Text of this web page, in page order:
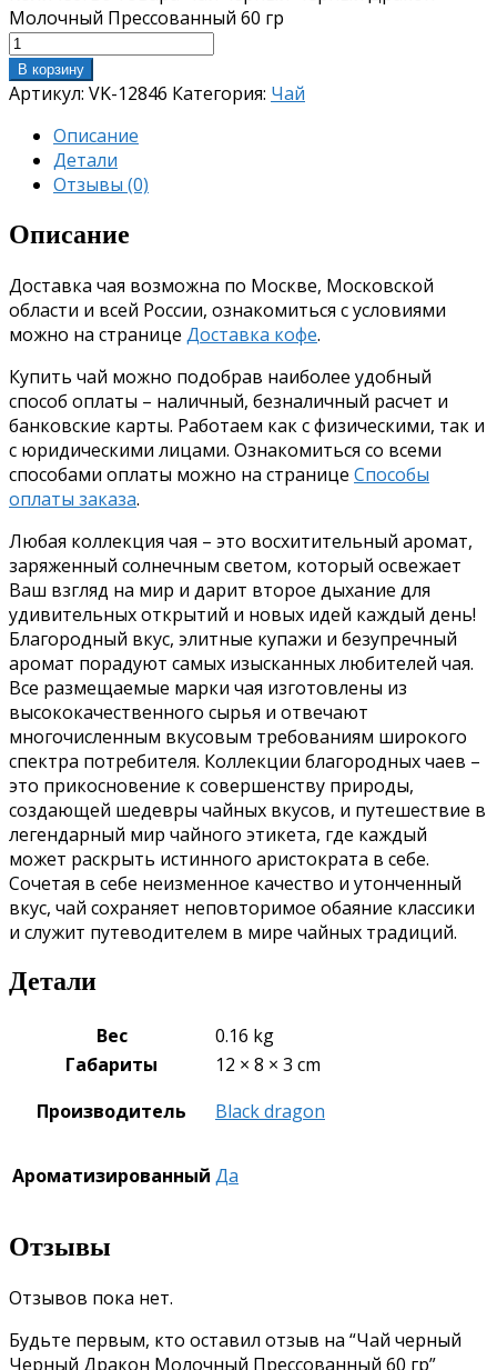
Молочный Прессованный 60 гр
В корзину
Артикул: VK-12846 Категория: Чай
Описание
Детали
Отзывы (0)
Описание
Доставка чая возможна по Москве, Московской
области и всей России, ознакомиться с условиями
можно на странице Доставка кофе.
Купить чай можно подобрав наиболее удобный
способ оплаты – наличный, безналичный расчет и
банковские карты. Работаем как с физическими, так и
с юридическими лицами. Ознакомиться со всеми
способами оплаты можно на странице Способы
оплаты заказа.
Любая коллекция чая – это восхитительный аромат,
заряженный солнечным светом, который освежает
Ваш взгляд на мир и дарит второе дыхание для
удивительных открытий и новых идей каждый день!
Благородный вкус, элитные купажи и безупречный
аромат порадуют самых изысканных любителей чая.
Все размещаемые марки чая изготовлены из
высококачественного сырья и отвечают
многочисленным вкусовым требованиям широкого
спектра потребителя. Коллекции благородных чаев –
это прикосновение к совершенству природы,
создающей шедевры чайных вкусов, и путешествие в
легендарный мир чайного этикета, где каждый
может раскрыть истинного аристократа в себе.
Сочетая в себе неизменное качество и утонченный
вкус, чай сохраняет неповторимое обаяние классики
и служит путеводителем в мире чайных традиций.
Детали
Вес
0.16 kg
Габариты
12 × 8 × 3 cm
Производитель
Black dragon
Ароматизированный Да
Отзывы
Отзывов пока нет.
Будьте первым, кто оставил отзыв на “Чай черный
Черный Дракон Молочный Прессованный 60 гр”